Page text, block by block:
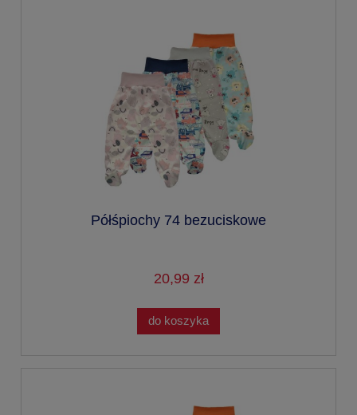
Półśpiochy 74 bezuciskowe
20,99 zł
do koszyka